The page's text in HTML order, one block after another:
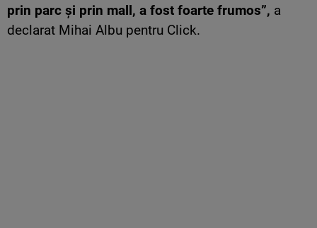
prin parc şi prin mall, a fost foarte frumos”, a
declarat Mihai Albu pentru Click.